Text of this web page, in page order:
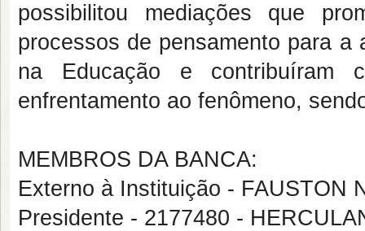
possibilitou mediações que
processos de pensamento para a
na Educação e contribuíram
enfrentamento ao fenômeno,
MEMBROS DA BANCA:
Externo à Instituição - FAUSTON
Presidente - 2177480 -